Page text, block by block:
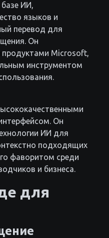
ИИ,
языков и
перевод для
Он
продуктами Microsoft,
инструментом
Он
ИИ для
подходящих
фаворитом среди
и бизнеса.
для